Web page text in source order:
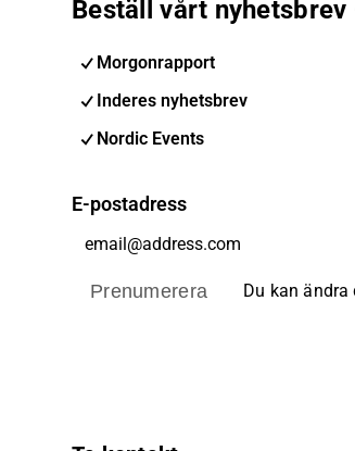
Beställ vårt
Morgonrapport
Inderes nyhetsbrev
Nordic Events
E-postadress
Prenumerera Du kan